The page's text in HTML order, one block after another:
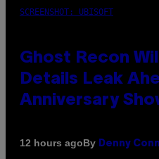
SCREENSHOT: UBISOFT
Ghost Recon
Details Leak
Anniversary
12 hours agoBy Denny